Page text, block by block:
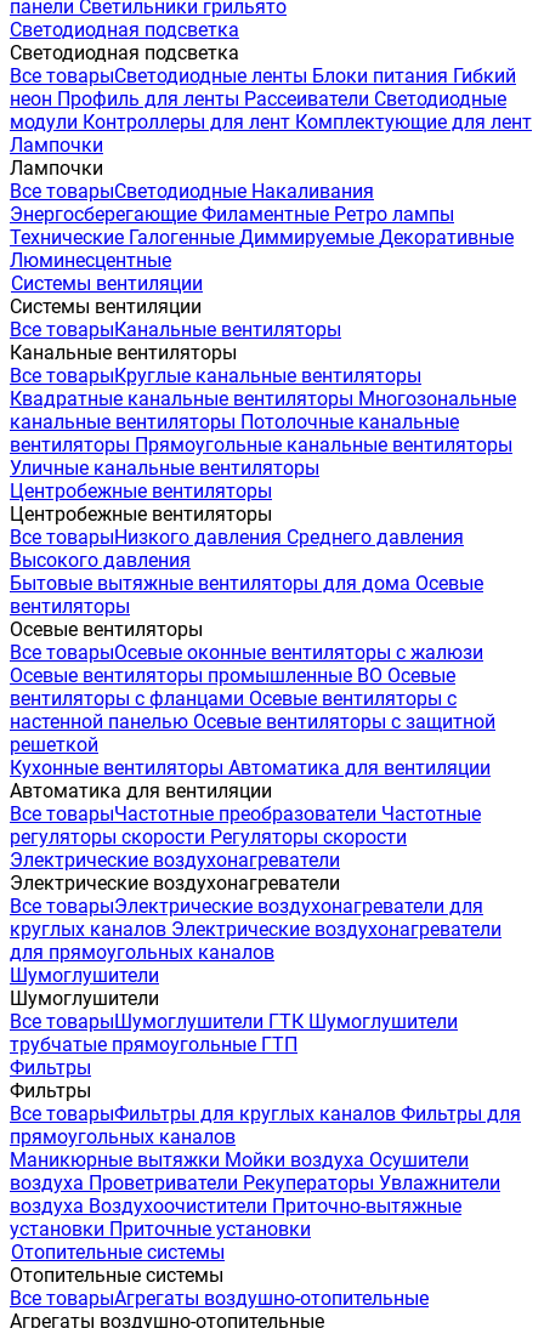
панели Светильники грильято
Светодиодная подсветка
Светодиодная подсветка
Все товарыСветодиодные ленты Блоки питания Гибкий
неон Профиль для ленты Рассеиватели Светодиодные
модули Контроллеры для лент Комплектующие для лент
Лампочки
Лампочки
Все товарыСветодиодные Накаливания
Энергосберегающие Филаментные Ретро лампы
Технические Галогенные Диммируемые Декоративные
Люминесцентные
Системы вентиляции
Системы вентиляции
Все товарыКанальные вентиляторы
Канальные вентиляторы
Все товарыКруглые канальные вентиляторы
Квадратные канальные вентиляторы Многозональные
канальные вентиляторы Потолочные канальные
вентиляторы Прямоугольные канальные вентиляторы
Уличные канальные вентиляторы
Центробежные вентиляторы
Центробежные вентиляторы
Все товарыНизкого давления Среднего давления
Высокого давления
Бытовые вытяжные вентиляторы для дома Осевые
вентиляторы
Осевые вентиляторы
Все товарыОсевые оконные вентиляторы с жалюзи
Осевые вентиляторы промышленные ВО Осевые
вентиляторы с фланцами Осевые вентиляторы с
настенной панелью Осевые вентиляторы с защитной
решеткой
Кухонные вентиляторы Автоматика для вентиляции
Автоматика для вентиляции
Все товарыЧастотные преобразователи Частотные
регуляторы скорости Регуляторы скорости
Электрические воздухонагреватели
Электрические воздухонагреватели
Все товарыЭлектрические воздухонагреватели для
круглых каналов Электрические воздухонагреватели
для прямоугольных каналов
Шумоглушители
Шумоглушители
Все товарыШумоглушители ГТК Шумоглушители
трубчатые прямоугольные ГТП
Фильтры
Фильтры
Все товарыФильтры для круглых каналов Фильтры для
прямоугольных каналов
Маникюрные вытяжки Мойки воздуха Осушители
воздуха Проветриватели Рекуператоры Увлажнители
воздуха Воздухоочистители Приточно-вытяжные
установки Приточные установки
Отопительные системы
Отопительные системы
Все товарыАгрегаты воздушно-отопительные
Агрегаты воздушно-отопительные